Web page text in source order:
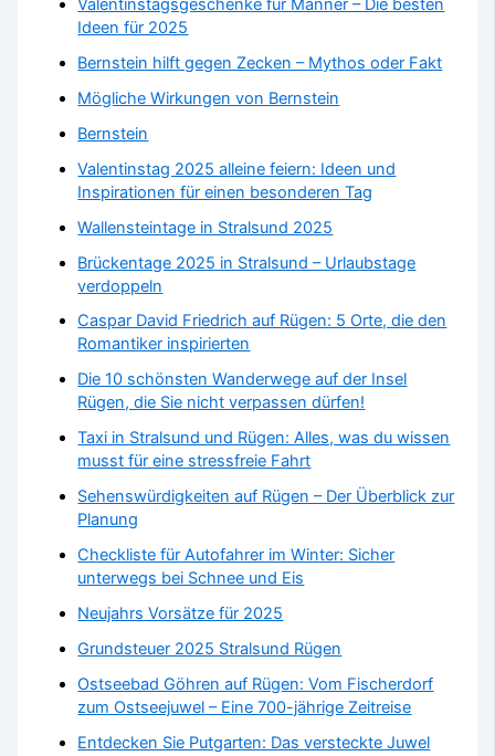
Valentinstagsgeschenke für Männer – Die besten
Ideen für 2025
Bernstein hilft gegen Zecken – Mythos oder Fakt
Mögliche Wirkungen von Bernstein
Bernstein
Valentinstag 2025 alleine feiern: Ideen und
Inspirationen für einen besonderen Tag
Wallensteintage in Stralsund 2025
Brückentage 2025 in Stralsund – Urlaubstage
verdoppeln
Caspar David Friedrich auf Rügen: 5 Orte, die den
Romantiker inspirierten
Die 10 schönsten Wanderwege auf der Insel
Rügen, die Sie nicht verpassen dürfen!
Taxi in Stralsund und Rügen: Alles, was du wissen
musst für eine stressfreie Fahrt
Sehenswürdigkeiten auf Rügen – Der Überblick zur
Planung
Checkliste für Autofahrer im Winter: Sicher
unterwegs bei Schnee und Eis
Neujahrs Vorsätze für 2025
Grundsteuer 2025 Stralsund Rügen
Ostseebad Göhren auf Rügen: Vom Fischerdorf
zum Ostseejuwel – Eine 700-jährige Zeitreise
Entdecken Sie Putgarten: Das versteckte Juwel